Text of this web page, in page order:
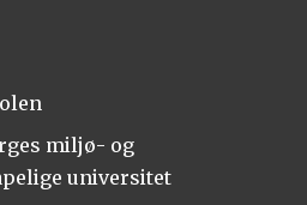
miljø- og
universitet